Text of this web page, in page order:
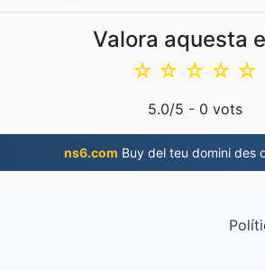
Valora aquesta
☆
☆
☆
☆
☆
5.0/5 - 0 vots
ns6.com Buy del teu domini des